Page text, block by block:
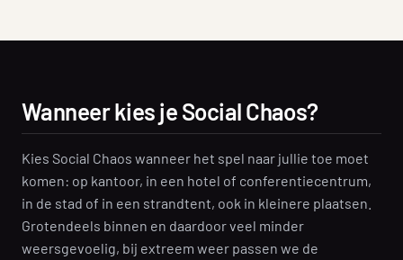
Wanneer kies je Social Chaos?
Kies Social Chaos wanneer het spel naar jullie toe moet
komen: op kantoor, in een hotel of conferentiecentrum,
in de stad of in een strandtent, ook in kleinere plaatsen.
Grotendeels binnen en daardoor veel minder
weersgevoelig, bij extreem weer passen we de